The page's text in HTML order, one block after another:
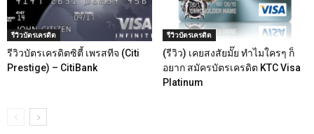
รีวิวบัตรเครดิต
รีวิวบัตรเครดิตซิตี้ เพรสทีจ (Citi
Prestige) – CitiBank
รีวิวบัตรเครดิต
(รีวิว) เคยสงสัยมั๊ย ทำไมใครๆ ก็
อยาก สมัครบัตรเครดิต KTC Visa
Platinum